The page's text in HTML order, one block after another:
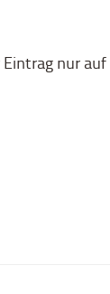
nur auf